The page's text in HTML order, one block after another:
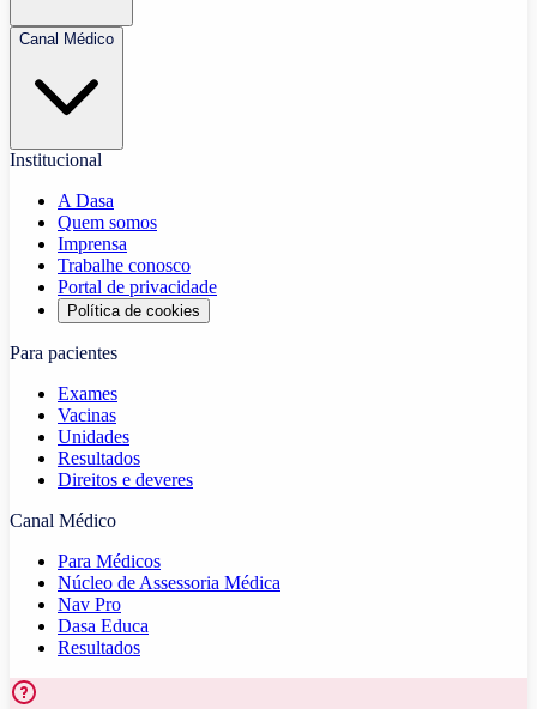
Canal Médico
Institucional
A Dasa
Quem somos
Imprensa
Trabalhe conosco
Portal de privacidade
Política de cookies
Para pacientes
Exames
Vacinas
Unidades
Resultados
Direitos e deveres
Canal Médico
Para Médicos
Núcleo de Assessoria Médica
Nav Pro
Dasa Educa
Resultados